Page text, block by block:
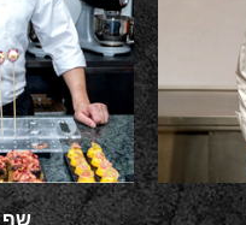
שף